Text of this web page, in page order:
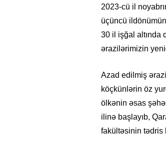
2023-cü il
üçüncü
30 il işğal altında
ərazilərimizin
Azad edilmiş
köçkünlərin öz
ölkənin əsas
ilinə başlayıb,
fakültəsinin tədris